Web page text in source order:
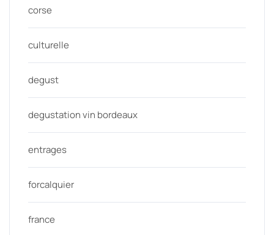
corse
culturelle
degust
degustation vin bordeaux
entrages
forcalquier
france